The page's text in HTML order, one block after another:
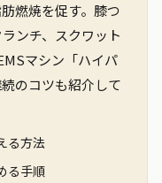
燃焼を促す。膝つ
ンチ、スクワット
マシン「ハイパ
のコツも紹介して
る方法
る手順